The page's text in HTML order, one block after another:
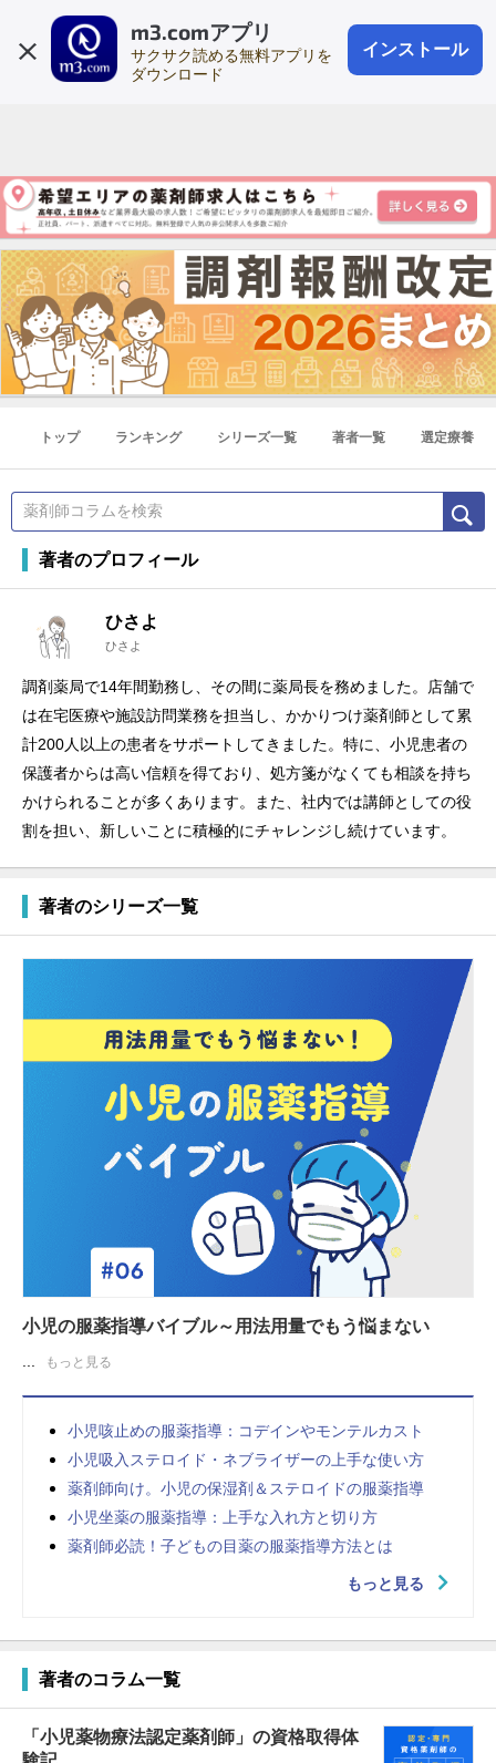
m3.comアプリ
サクサク読める無料アプリを
ダウンロード
インストール
会員登録
登録1分
トップ ランキング シリーズ一覧 著者一覧 選定療養
著者のプロフィール
ひさよ
ひさよ
調剤薬局で14年間勤務し、その間に薬局長を務めました。店舗で
は在宅医療や施設訪問業務を担当し、かかりつけ薬剤師として累
計200人以上の患者をサポートしてきました。特に、小児患者の
保護者からは高い信頼を得ており、処方箋がなくても相談を持ち
かけられることが多くあります。また、社内では講師としての役
割を担い、新しいことに積極的にチャレンジし続けています。
著者のシリーズ一覧
小児の服薬指導バイブル～用法用量でもう悩まない
もっと見る
小児咳止めの服薬指導：コデインやモンテルカスト
小児吸入ステロイド・ネブライザーの上手な使い方
薬剤師向け。小児の保湿剤＆ステロイドの服薬指導
小児坐薬の服薬指導：上手な入れ方と切り方
薬剤師必読！子どもの目薬の服薬指導方法とは
もっと見る
著者のコラム一覧
「小児薬物療法認定薬剤師」の資格取得体